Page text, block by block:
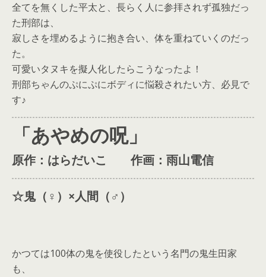
全てを無くした平太と、長らく人に参拝されず孤独だっ
た刑部は、
寂しさを埋めるように抱き合い、体を重ねていくのだっ
た。
可愛いタヌキを擬人化したらこうなったよ！
刑部ちゃんのぷにぷにボディに悩殺されたい方、必見で
す♪
「あやめの呪」
原作：はらだいこ 作画：雨山電信
☆鬼（♀）×人間（♂）
かつては100体の鬼を使役したという名門の鬼生田家
も、